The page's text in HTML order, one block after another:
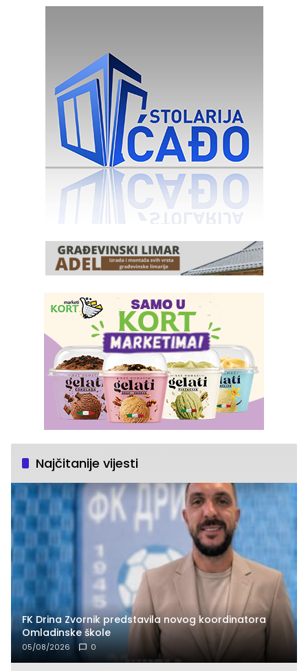
Najčitanije vijesti
FK Drina Zvornik predstavila novog koordinatora
Omladinske škole
05/08/2026 0